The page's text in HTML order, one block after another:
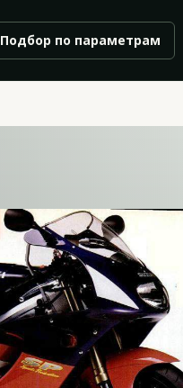
Подбор по параметрам